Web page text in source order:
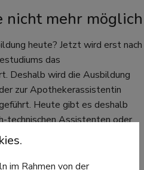
mehr möglich
heute? Jetzt wird erst nach
das
Deshalb wird die Ausbildung
zur Apothekerassistentin
Heute gibt es deshalb
technischen Assistenten oder
oder
man heute kaum noch.
im Rahmen von der